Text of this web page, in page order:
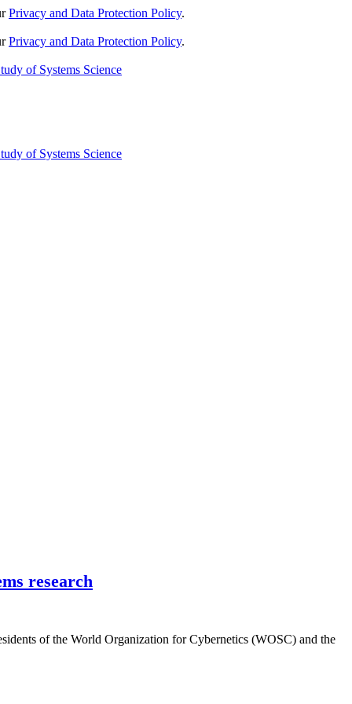
Privacy and Data Protection Policy.
Privacy and Data Protection Policy.
research
of the World Organization for Cybernetics (WOSC) and the